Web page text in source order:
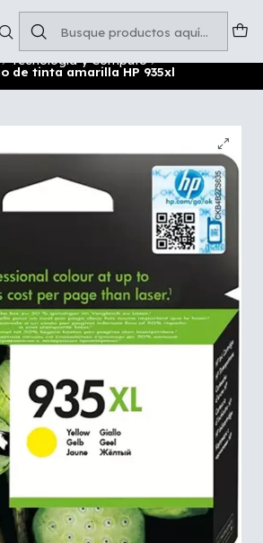
Tecnología y Cómputo
de tinta amarilla HP 935xl